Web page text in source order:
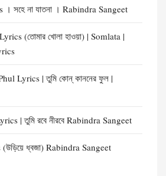
সহে না যাতনা । Rabindra Sangeet
(তোমার খোলা হাওয়া) | Somlata |
Lyrics | তুমি কোন্ কাননের ফুল |
| তুমি রবে নীরবে Rabindra Sangeet
ধ্বজা) Rabindra Sangeet